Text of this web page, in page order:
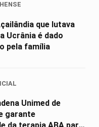
que lutava
Ucrânia é dado
pela família
Unimed de
garante